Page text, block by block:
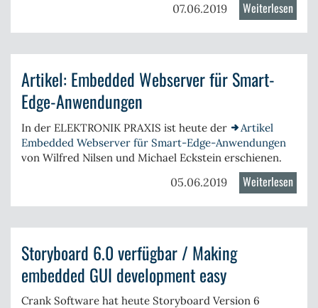
while
07.06.2019 Weiterlesen
Artikel: Embedded Webserver für Smart-
Edge-Anwendungen
In der ELEKTRONIK PRAXIS ist heute der
Artikel
Embedded Webserver für Smart-Edge-Anwendungen
von Wilfred Nilsen und Michael Eckstein erschienen.
05.06.2019 Weiterlesen
Storyboard 6.0 verfügbar / Making
embedded GUI development easy
Crank Software hat heute Storyboard Version 6